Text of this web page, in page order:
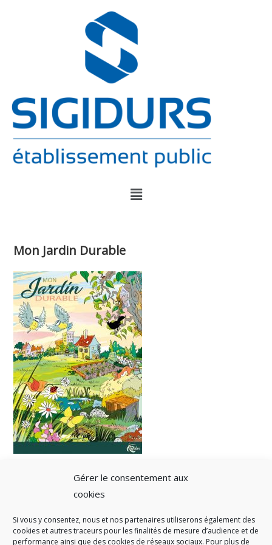
Gérer le consentement aux
cookies
Si vous y consentez, nous et nos partenaires utiliserons également des
cookies et autres traceurs pour les finalités de mesure d’audience et de
performance ainsi que des cookies de réseaux sociaux. Pour plus de
Mon Jardin Durable
A SAVOIR